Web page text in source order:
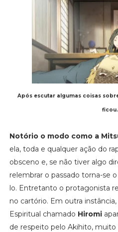
Após escutar algumas coisas
Notório o modo como a
ela, toda e qualquer ação do
obsceno e, se não tiver algo
relembrar o passado torna-se
lo. Entretanto o protagonista
no cartório. Em outra
Espiritual chamado Hiromi
de respeito pelo Akihito, muito